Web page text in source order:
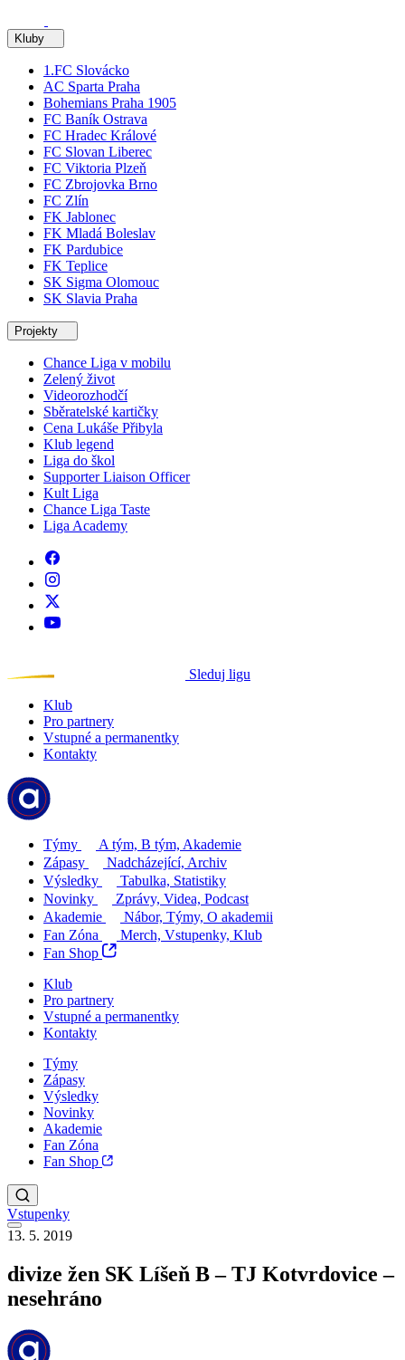
Kluby
1.FC Slovácko
AC Sparta Praha
Bohemians Praha 1905
FC Baník Ostrava
FC Hradec Králové
FC Slovan Liberec
FC Viktoria Plzeň
FC Zbrojovka Brno
FC Zlín
FK Jablonec
FK Mladá Boleslav
FK Pardubice
FK Teplice
SK Sigma Olomouc
SK Slavia Praha
Projekty
Chance Liga v mobilu
Zelený život
Videorozhodčí
Sběratelské kartičky
Cena Lukáše Přibyla
Klub legend
Liga do škol
Supporter Liaison Officer
Kult Liga
Chance Liga Taste
Liga Academy
Sleduj ligu
Klub
Pro partnery
Vstupné a permanentky
Kontakty
Týmy
A tým, B tým, Akademie
Zápasy
Nadcházející, Archiv
Výsledky
Tabulka, Statistiky
Novinky
Zprávy, Videa, Podcast
Akademie
Nábor, Týmy, O akademii
Fan Zóna
Merch, Vstupenky, Klub
Fan Shop
Klub
Pro partnery
Vstupné a permanentky
Kontakty
Týmy
Zápasy
Výsledky
Novinky
Akademie
Fan Zóna
Fan Shop
Vstupenky
13. 5. 2019
divize žen SK Líšeň B – TJ Kotvrdovice –
nesehráno